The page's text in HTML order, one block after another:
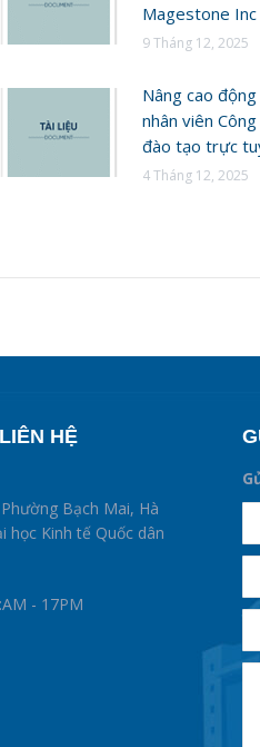
Magestone Inc
9 Tháng 12, 2025
Nâng cao
nhân viên
đào tạo trực
4 Tháng 12, 2025
HỆ
Bạch Mai, Hà
học Kinh tế Quốc dân
- 17PM